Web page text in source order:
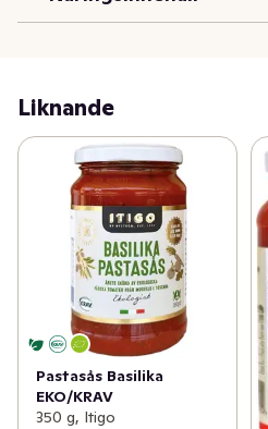
Liknande
Pastasås Basilika
EKO/KRAV
350 g, Itigo